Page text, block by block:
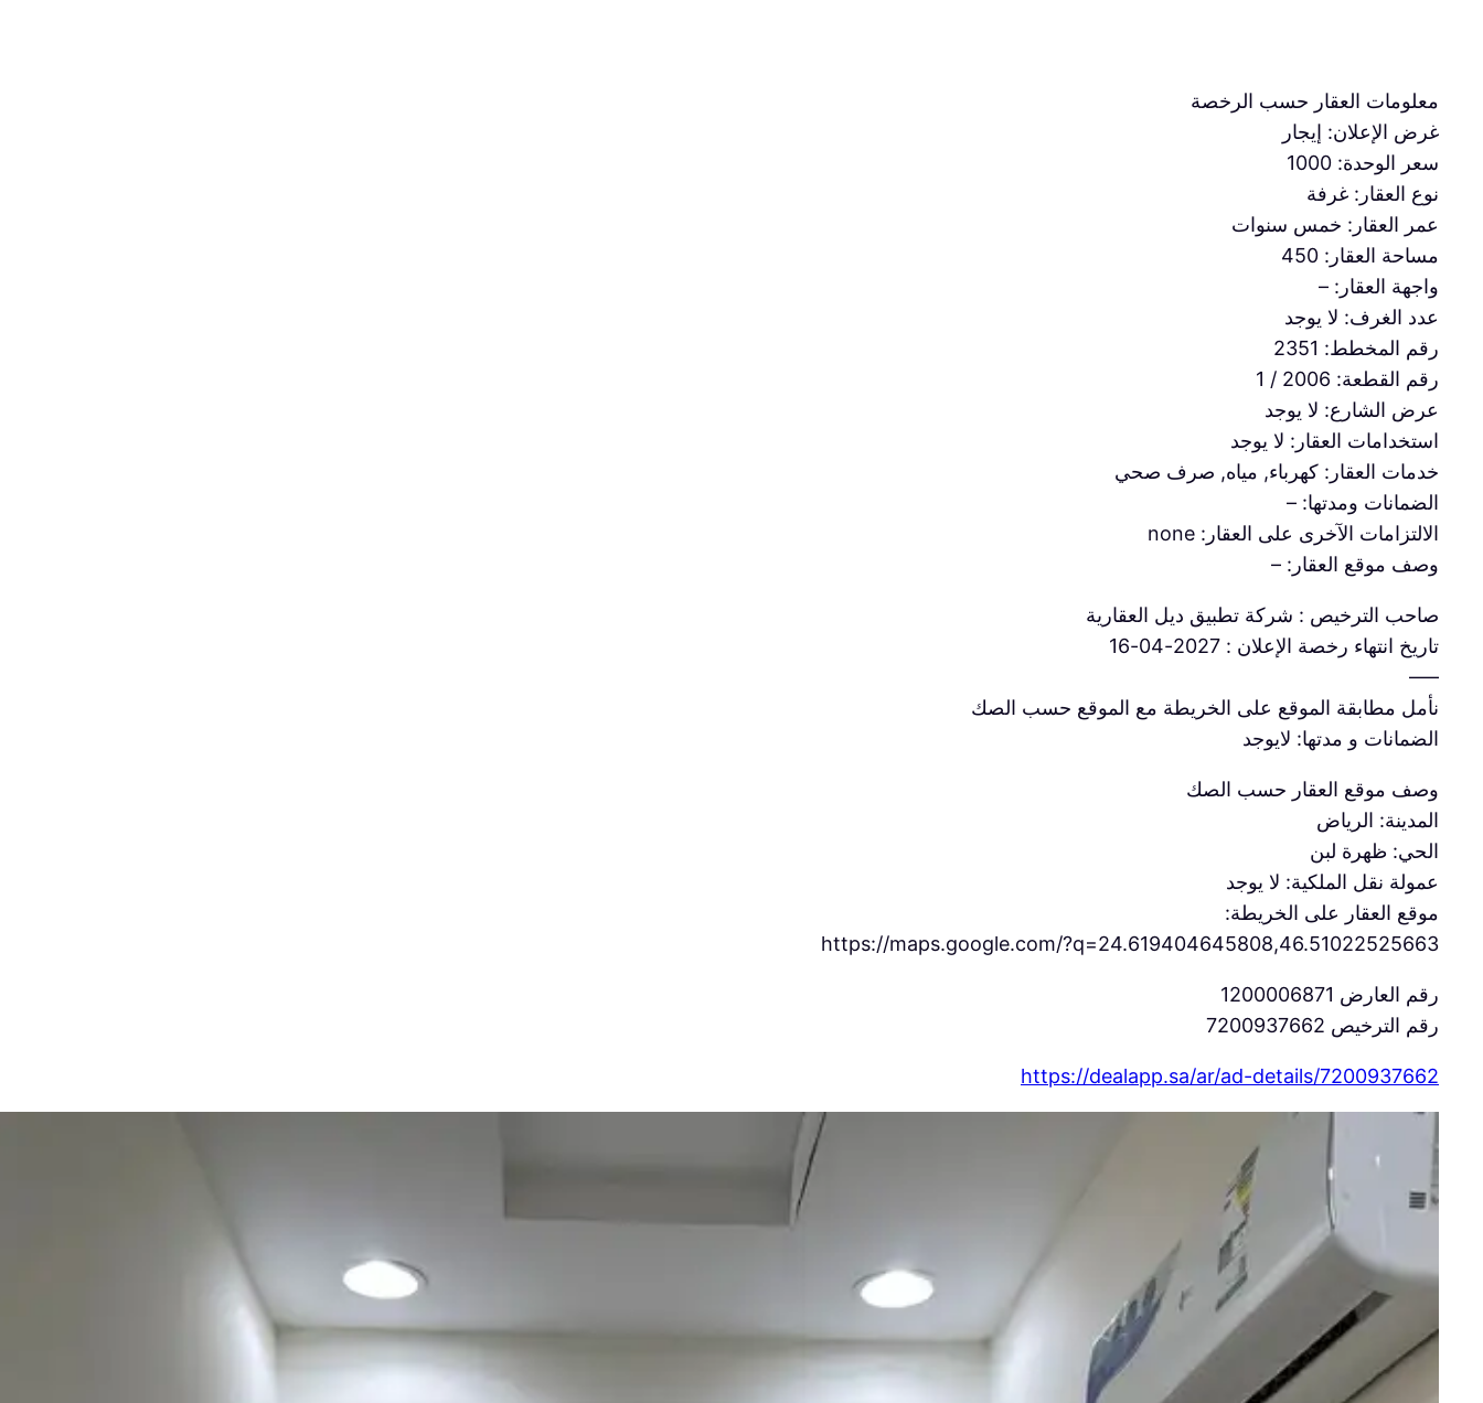
معلومات العقار حسب الرخصة
غرض الإعلان: إيجار
سعر الوحدة: 1000
نوع العقار: غرفة
عمر العقار: خمس سنوات
مساحة العقار: 450
واجهة العقار: –
عدد الغرف: لا يوجد
رقم المخطط: 2351
رقم القطعة: 2006 / 1
عرض الشارع: لا يوجد
استخدامات العقار: لا يوجد
خدمات العقار: كهرباء, مياه, صرف صحي
الضمانات ومدتها: –
الالتزامات الآخرى على العقار: none
وصف موقع العقار: –
صاحب الترخيص : شركة تطبيق ديل العقارية
تاريخ انتهاء رخصة الإعلان : 2027-04-16
—–
نأمل مطابقة الموقع على الخريطة مع الموقع حسب الصك
الضمانات و مدتها: لايوجد
وصف موقع العقار حسب الصك
المدينة: الرياض
الحي: ظهرة لبن
عمولة نقل الملكية: لا يوجد
موقع العقار على الخريطة:
https://maps.google.com/?q=24.619404645808,46.51022525663
رقم العارض 1200006871
رقم الترخيص 7200937662
https://dealapp.sa/ar/ad-details/7200937662